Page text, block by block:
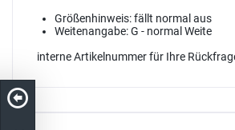
Größenhinweis:fällt normal aus
Weitenangabe:G - normal Weite
interne Artikelnummer für Ihre